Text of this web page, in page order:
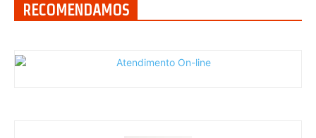
RECOMENDAMOS